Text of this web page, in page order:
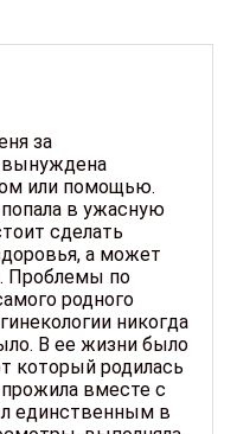
за
вынуждена
или помощью.
в ужасную
сделать
а может
Проблемы по
родного
никогда
В ее жизни было
который родилась
вместе с
единственным в